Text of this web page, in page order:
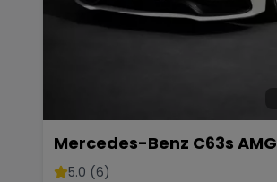
Mercedes-Benz C63s AMG
5.0 (6)